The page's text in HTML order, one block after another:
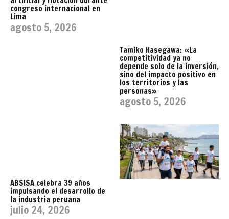
congreso internacional en
Lima
agosto 5, 2026
Tamiko Hasegawa: «La
competitividad ya no
depende solo de la inversión,
sino del impacto positivo en
los territorios y las
personas»
agosto 5, 2026
ABSISA celebra 39 años
impulsando el desarrollo de
la industria peruana
julio 24, 2026